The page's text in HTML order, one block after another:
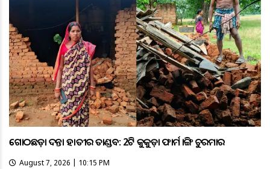
ଗୋଠଛଡ଼ା ଦନ୍ତା ହାତୀର ତାଣ୍ଡବ: 2ଟି କୁକୁଡ଼ା ଫାର୍ମ ଭାଙ୍ଗି ଚୁରମାର
August 7, 2026 | 10:15 PM